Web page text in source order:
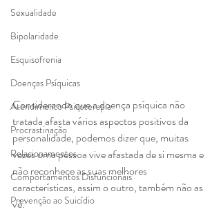
Sexualidade
Bipolaridade
Esquisofrenia
Doenças Psíquicas
Atendimento Psicoterapia
Procrastinação
Relacionamentos
Comportamentos Disfuncionais
Prevenção ao Suicídio
Considerando que a doença psíquica não
tratada afasta vários aspectos positivos da
personalidade, podemos dizer que, muitas
vezes uma pessoa vive afastada de si mesma e
não reconhece as suas melhores
características, assim o outro, também não as
vê.